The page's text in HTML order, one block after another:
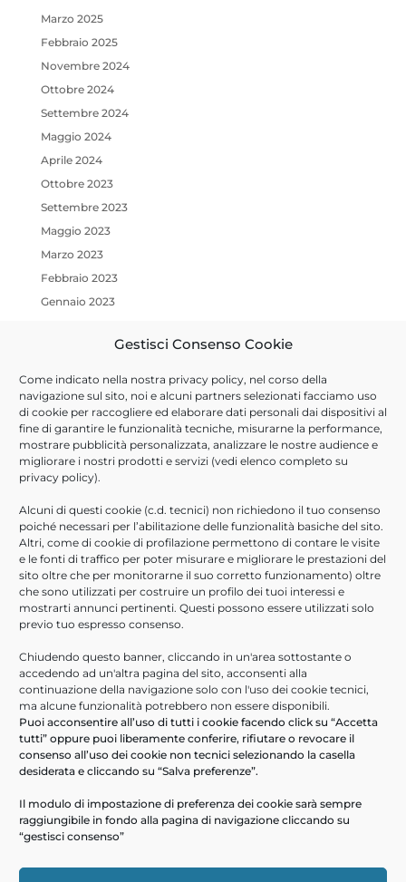
Gestisci Consenso Cookie
Come indicato nella nostra privacy policy, nel corso della
navigazione sul sito, noi e alcuni partners selezionati facciamo uso
di cookie per raccogliere ed elaborare dati personali dai dispositivi al
fine di garantire le funzionalità tecniche, misurarne la performance,
mostrare pubblicità personalizzata, analizzare le nostre audience e
migliorare i nostri prodotti e servizi (vedi elenco completo su
privacy policy).
Alcuni di questi cookie (c.d. tecnici) non richiedono il tuo consenso
poiché necessari per l’abilitazione delle funzionalità basiche del sito.
Altri, come di cookie di profilazione permettono di contare le visite
e le fonti di traffico per poter misurare e migliorare le prestazioni del
sito oltre che per monitorarne il suo corretto funzionamento) oltre
che sono utilizzati per costruire un profilo dei tuoi interessi e
mostrarti annunci pertinenti. Questi possono essere utilizzati solo
previo tuo espresso consenso.
Chiudendo questo banner, cliccando in un'area sottostante o
accedendo ad un'altra pagina del sito, acconsenti alla
continuazione della navigazione solo con l'uso dei cookie tecnici,
ma alcune funzionalità potrebbero non essere disponibili.
Puoi acconsentire all’uso di tutti i cookie facendo click su “Accetta
tutti” oppure puoi liberamente conferire, rifiutare o revocare il
consenso all’uso dei cookie non tecnici selezionando la casella
desiderata e cliccando su “Salva preferenze”.
Il modulo di impostazione di preferenza dei cookie sarà sempre
raggiungibile in fondo alla pagina di navigazione cliccando su
“gestisci consenso”
Marzo 2025
Febbraio 2025
Novembre 2024
Ottobre 2024
Settembre 2024
Maggio 2024
Aprile 2024
Ottobre 2023
Settembre 2023
Maggio 2023
Marzo 2023
Febbraio 2023
Gennaio 2023
Gennaio 2022
Dicembre 2021
Ottobre 2021
Settembre 2021
Luglio 2021
Giugno 2021
Aprile 2021
Febbraio 2021
Novembre 2020
Ottobre 2020
Giugno 2020
Marzo 2020
Febbraio 2020
Gennaio 2020
ULTIMI ARTICOLI
Help Desk Informatici
PA Digitale in cloud- webinar 16/09/2026
Digitalizza le informazioni e i processi aziendali